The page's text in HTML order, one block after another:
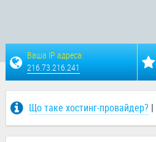
Ваша IP адреса:
216.73.216.241
Що таке хостинг-провайдер? |